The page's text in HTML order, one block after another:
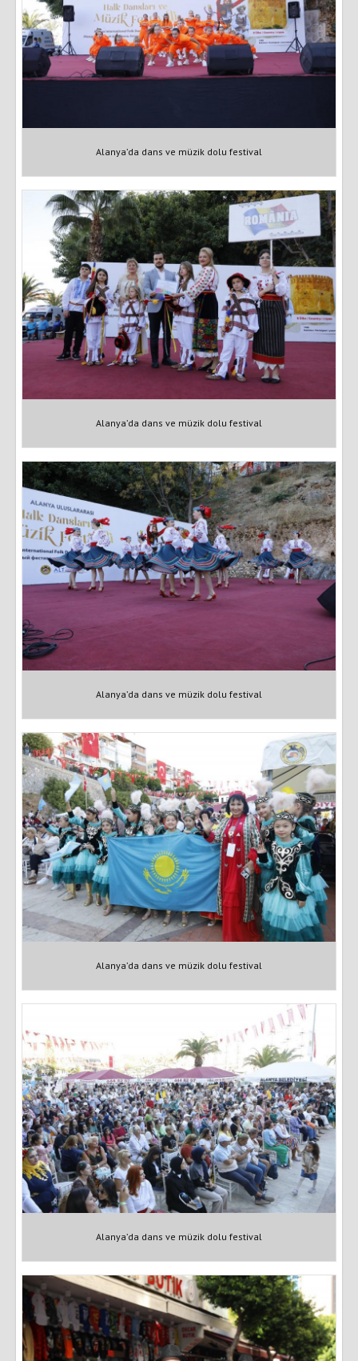
Alanya’da dans ve müzik dolu festival
Alanya’da dans ve müzik dolu festival
Alanya’da dans ve müzik dolu festival
Alanya’da dans ve müzik dolu festival
Alanya’da dans ve müzik dolu festival